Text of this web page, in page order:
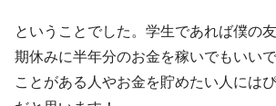
ということでした。学生であれば僕の
期休みに半年分のお金を稼いでもいい
ことがある人やお金を貯めたい人には